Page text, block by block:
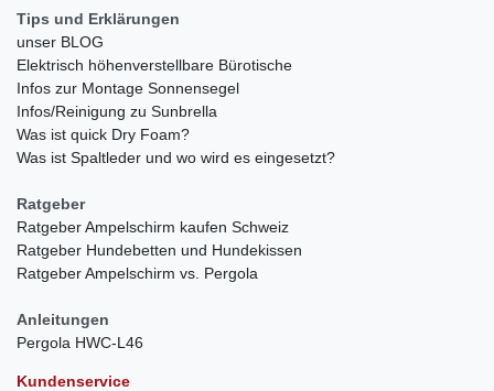
Tips und Erklärungen
unser BLOG
Elektrisch höhenverstellbare Bürotische
Infos zur Montage Sonnensegel
Infos/Reinigung zu Sunbrella
Was ist quick Dry Foam?
Was ist Spaltleder und wo wird es eingesetzt?
Ratgeber
Ratgeber Ampelschirm kaufen Schweiz
Ratgeber Hundebetten und Hundekissen
Ratgeber Ampelschirm vs. Pergola
Anleitungen
Pergola HWC-L46
Kundenservice